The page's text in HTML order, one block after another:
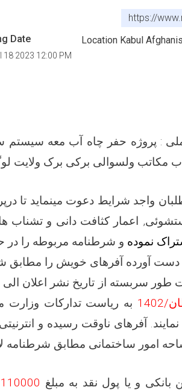
https://
Date
18 2023 12:00 PM
Location Kabul
: پروژه حفر چاه آب معه سیستم
مکاتب ولسوالی برکی برک ولایت
واجد شرایط دعوت مینماید تا
نموده و شرطنامه مربوطه را
دست آورده آفرهای خویش را
طور سربسته از تاریخ نشر اعلان
/1402
به ریاست تدارکات وزارت
آفرهای ناوقت رسیده و
امور ساختمانی مطابق شرطنامه
و یا پول نقد به مبلغ 110000 یکصد و ده هزار